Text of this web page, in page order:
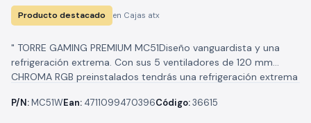
Producto destacado en Cajas atx
" TORRE GAMING PREMIUM MC51Diseño vanguardista y una
refrigeración extrema. Con sus 5 ventiladores de 120 mm
CHROMA RGB preinstalados tendrás una refrigeración extrema
P/N:MC51WEan: 4711099470396Código:36615